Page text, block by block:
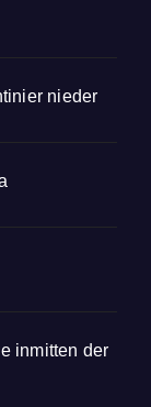
nieder
inmitten der